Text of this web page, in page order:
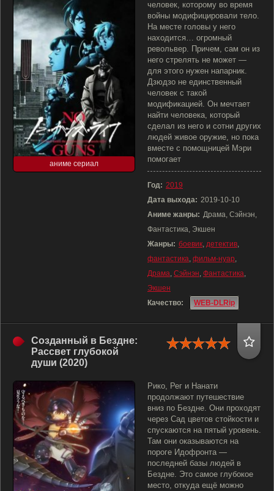
аниме сериал
человек, которому во время
войны модифицировали тело.
На месте головы у него
находится… огромный
револьвер. Причем, сам он из
него стрелять не может —
для этого нужен напарник.
Дзюдзо не единственный
человек с такой
модификацией. Он мечтает
найти человека, который
сделал из него и сотни других
людей живое оружие, но пока
вместе с помощницей Мэри
помогает
Год: 2019
Дата выхода: 2019-10-10
Аниме жанры: Драма, Сэйнэн,
Фантастика, Экшен
Жанры: боевик, детектив,
фантастика, фильм-нуар,
Драма, Сэйнэн, Фантастика,
Экшен
Качество:
WEB-DLRip
Созданный в Бездне:
Рассвет глубокой
души (2020)
Рико, Рег и Нанати
продолжают путешествие
вниз по Бездне. Они проходят
через Сад цветов стойкости и
спускаются на пятый уровень.
Там они оказываются на
пороге Идофронта —
последней базы людей в
Бездне. Это самое глубокое
место, откуда ещё можно